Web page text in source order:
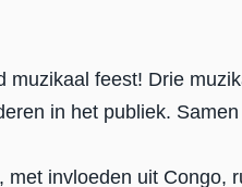
feest! Drie
in het publiek.
invloeden uit Congo,